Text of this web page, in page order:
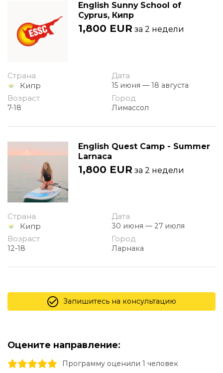
English Sunny School of
Cyprus, Кипр
1,800 EUR за 2 недели
Страна
Кипр
Дата
15 июня — 18 августа
Возраст
7-18
Город
Лимассол
English Quest Camp - Summer
Larnaca
1,800 EUR за 2 недели
Страна
Кипр
Дата
30 июня — 27 июля
Возраст
12-18
Город
Ларнака
Запишитесь на консультацию
Оцените направление:
5 stars
4 stars
3 stars
2 stars
1 stars Программу оценили 1 человек